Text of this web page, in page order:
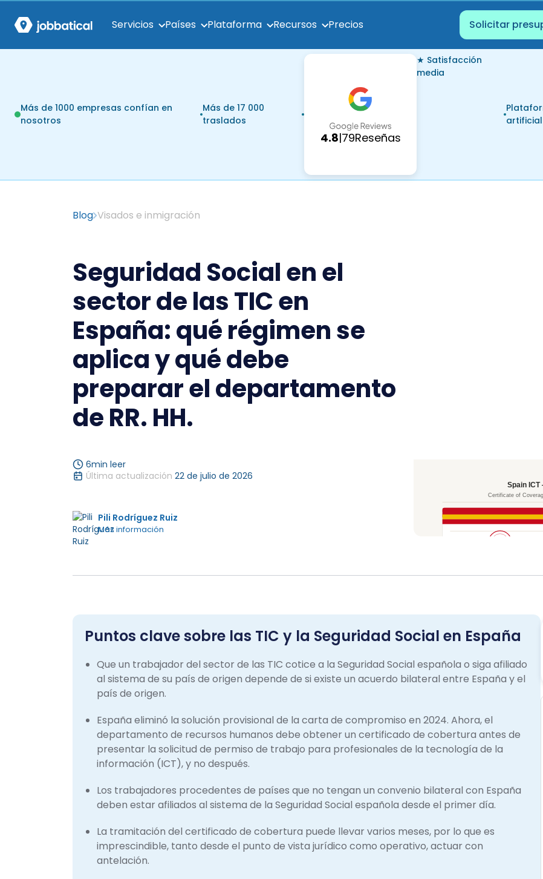
Servicios Países Plataforma Recursos Precios Solicitar
Más de 1000 empresas confían en
nosotros
Más de 17 000
traslados
4.8|79Reseñas
★ Satisfacción
media
artificial
Blog Visados e inmigración
Seguridad Social en el
sector de las TIC en
España: qué régimen se
aplica y qué debe
preparar el departamento
de RR. HH.
6min leer
Última actualización 22 de julio de 2026
Pili Rodríguez Ruiz
Más información
Puntos clave sobre las TIC y la Seguridad Social en España
Que un trabajador del sector de las TIC cotice a la Seguridad Social española o siga afiliado
al sistema de su país de origen depende de si existe un acuerdo bilateral entre España y el
país de origen.
España eliminó la solución provisional de la carta de compromiso en 2024. Ahora, el
departamento de recursos humanos debe obtener un certificado de cobertura antes de
presentar la solicitud de permiso de trabajo para profesionales de la tecnología de la
información (ICT), y no después.
Los trabajadores procedentes de países que no tengan un convenio bilateral con España
deben estar afiliados al sistema de la Seguridad Social española desde el primer día.
La tramitación del certificado de cobertura puede llevar varios meses, por lo que es
imprescindible, tanto desde el punto de vista jurídico como operativo, actuar con
antelación.